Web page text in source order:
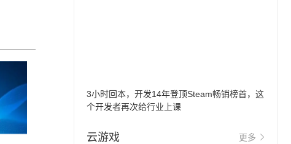
3小时回本，开发14年登顶Steam畅销榜首，这
个开发者再次给行业上课
云游戏 更多